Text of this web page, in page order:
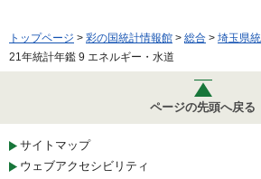
トップページ > 彩の国統計情報館 > 総合 > 埼玉県
21年統計年鑑 9 エネルギー・水道
ページの先頭へ戻る
サイトマップ
ウェブアクセシビリティ